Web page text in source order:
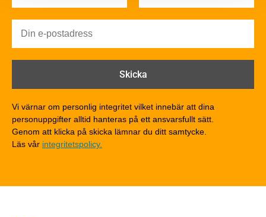
Brandsäkerhet
Brandförlopp i byggnader
Brandklasser för material och konstruktioner
Detaljlösningar
Träytors brandegenskaper
Tekniska byten med sprinkler
Riskvärdering i flervåningsbostadshus
Vi värnar om personlig integritet vilket innebär att dina
personuppgifter alltid hanteras på ett ansvarsfullt sätt.
Genom att klicka på skicka lämnar du ditt samtycke.
Läs vår integritetspolicy.